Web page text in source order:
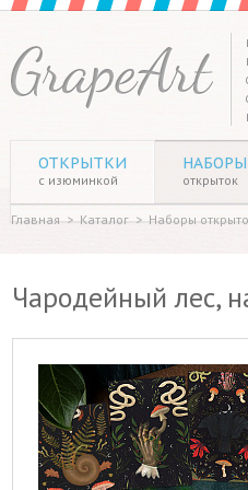
ОТКРЫТКИ
с изюминкой
НАБОРЫ
открыток
Главная > Каталог > Наборы
Чародейный лес,